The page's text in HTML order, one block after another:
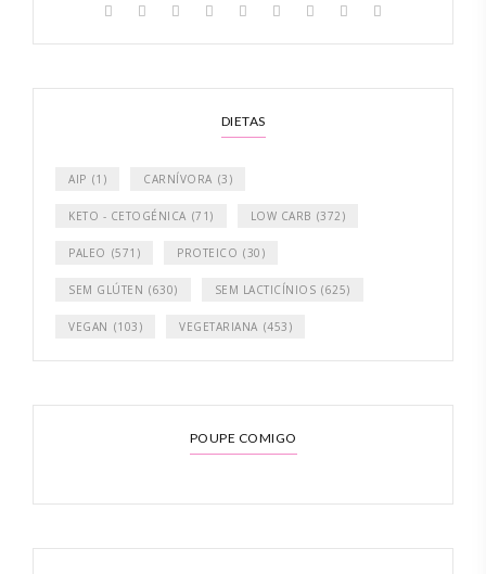
DIETAS
AIP (1) CARNÍVORA (3)
KETO - CETOGÉNICA (71) LOW CARB (372)
PALEO (571) PROTEICO (30)
SEM GLÚTEN (630) SEM LACTICÍNIOS (625)
VEGAN (103) VEGETARIANA (453)
POUPE COMIGO